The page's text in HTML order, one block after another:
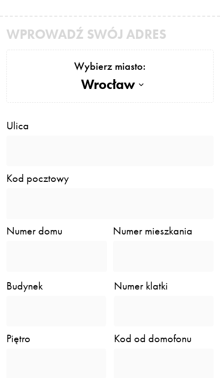
WPROWADŹ SWÓJ ADRES
Wybierz miasto:
Wrocław
Ulica
Kod pocztowy
Numer domu Numer mieszkania
Budynek Numer klatki
Piętro Kod od domofonu